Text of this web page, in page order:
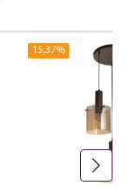
15.37%